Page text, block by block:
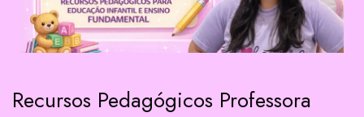
Recursos Pedagógicos Professora